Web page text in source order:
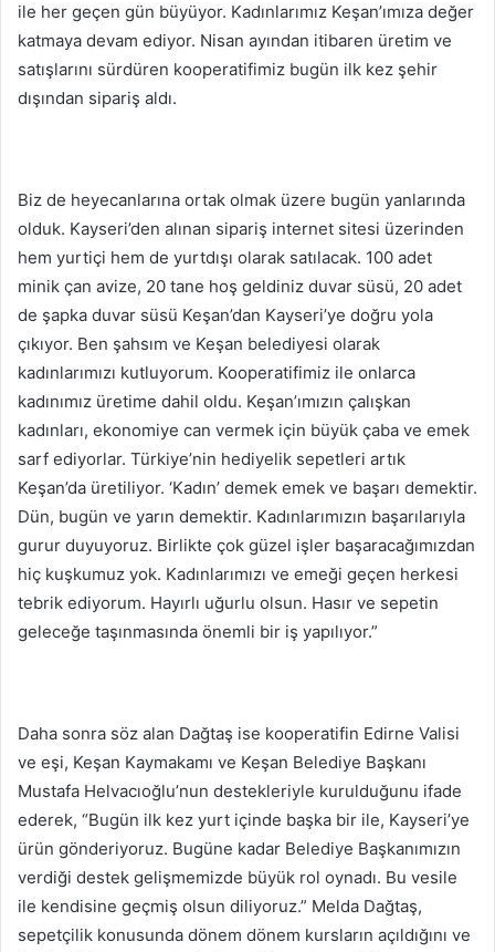
ile her geçen gün büyüyor. Kadınlarımız Keşan’ımıza değer
katmaya devam ediyor. Nisan ayından itibaren üretim ve
satışlarını sürdüren kooperatifimiz bugün ilk kez şehir
dışından sipariş aldı.
Biz de heyecanlarına ortak olmak üzere bugün yanlarında
olduk. Kayseri’den alınan sipariş internet sitesi üzerinden
hem yurtiçi hem de yurtdışı olarak satılacak. 100 adet
minik çan avize, 20 tane hoş geldiniz duvar süsü, 20 adet
de şapka duvar süsü Keşan’dan Kayseri’ye doğru yola
çıkıyor. Ben şahsım ve Keşan belediyesi olarak
kadınlarımızı kutluyorum. Kooperatifimiz ile onlarca
kadınımız üretime dahil oldu. Keşan’ımızın çalışkan
kadınları, ekonomiye can vermek için büyük çaba ve emek
sarf ediyorlar. Türkiye’nin hediyelik sepetleri artık
Keşan’da üretiliyor. ‘Kadın’ demek emek ve başarı demektir.
Dün, bugün ve yarın demektir. Kadınlarımızın başarılarıyla
gurur duyuyoruz. Birlikte çok güzel işler başaracağımızdan
hiç kuşkumuz yok. Kadınlarımızı ve emeği geçen herkesi
tebrik ediyorum. Hayırlı uğurlu olsun. Hasır ve sepetin
geleceğe taşınmasında önemli bir iş yapılıyor.”
Daha sonra söz alan Dağtaş ise kooperatifin Edirne Valisi
ve eşi, Keşan Kaymakamı ve Keşan Belediye Başkanı
Mustafa Helvacıoğlu’nun destekleriyle kurulduğunu ifade
ederek, “Bugün ilk kez yurt içinde başka bir ile, Kayseri’ye
ürün gönderiyoruz. Bugüne kadar Belediye Başkanımızın
verdiği destek gelişmemizde büyük rol oynadı. Bu vesile
ile kendisine geçmiş olsun diliyoruz.” Melda Dağtaş,
sepetçilik konusunda dönem dönem kursların açıldığını ve